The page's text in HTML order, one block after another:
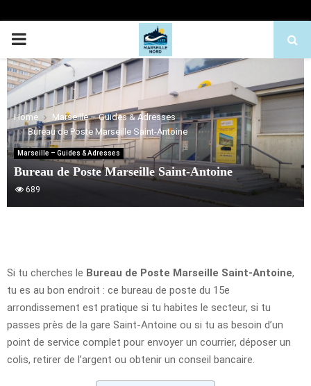
PRIMARY
MENU
Home
Marseille – Guides & Adresses
Bureau de Poste Marseille Saint-Antoine
Marseille – Guides & Adresses
Bureau de Poste Marseille Saint-Antoine
689
Si tu cherches le Bureau de Poste Marseille Saint-Antoine,
tu es au bon endroit : ce bureau de poste du 15e
arrondissement est pratique si tu habites le secteur, si tu
passes près de la gare Saint-Antoine ou si tu as besoin d’un
point de service complet pour envoyer un courrier, déposer un
colis, retirer de l’argent ou obtenir un conseil bancaire.